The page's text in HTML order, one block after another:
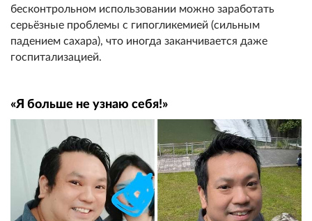
бесконтрольном использовании можно заработать
серьёзные проблемы с гипогликемией (сильным
падением сахара), что иногда заканчивается даже
госпитализацией.
«Я больше не узнаю себя!»